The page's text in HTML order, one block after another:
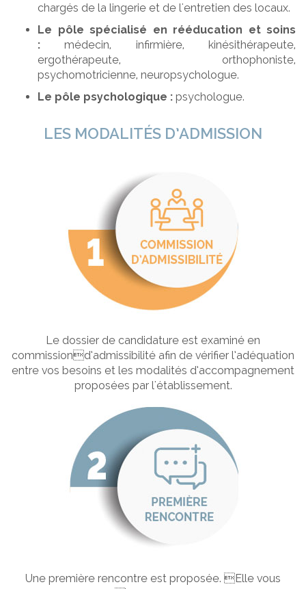
chargés de la lingerie et de l'entretien des locaux.
Le pôle spécialisé en rééducation et soins
: médecin, infirmière, kinésithérapeute,
ergothérapeute, orthophoniste,
psychomotricienne, neuropsychologue.
Le pôle psychologique : psychologue.
LES MODALITÉS D’ADMISSION
Le dossier de candidature est examiné en
commissiond’admissibilité afin de vérifier l’adéquation
entre vos besoins et les modalités d’accompagnement
proposées par l'établissement.
Une première rencontre est proposée. Elle vous